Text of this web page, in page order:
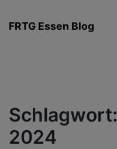
Inhalt
FRTG Essen Blog
Schlagwort:
2024